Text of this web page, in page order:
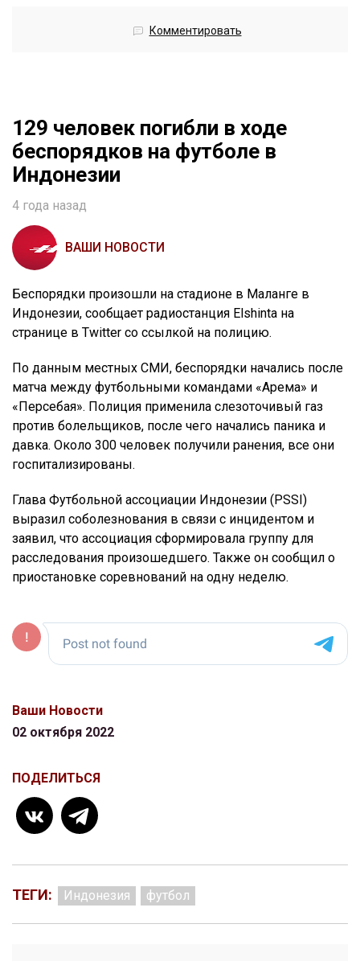
Комментировать
129 человек погибли в ходе
беспорядков на футболе в
Индонезии
4 года назад
ВАШИ НОВОСТИ
Беспорядки произошли на стадионе в Маланге в
Индонезии, сообщает радиостанция Elshinta на
странице в Twitter со ссылкой на полицию.
По данным местных СМИ, беспорядки начались после
матча между футбольными командами «Арема» и
«Персебая». Полиция применила слезоточивый газ
против болельщиков, после чего начались паника и
давка. Около 300 человек получили ранения, все они
госпитализированы.
Глава Футбольной ассоциации Индонезии (PSSI)
выразил соболезнования в связи с инцидентом и
заявил, что ассоциация сформировала группу для
расследования произошедшего. Также он сообщил о
приостановке соревнований на одну неделю.
Ваши Новости
02 октября 2022
ПОДЕЛИТЬСЯ
ТЕГИ: Индонезия футбол